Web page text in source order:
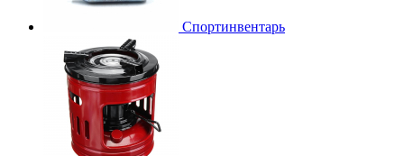
Спортинвентарь